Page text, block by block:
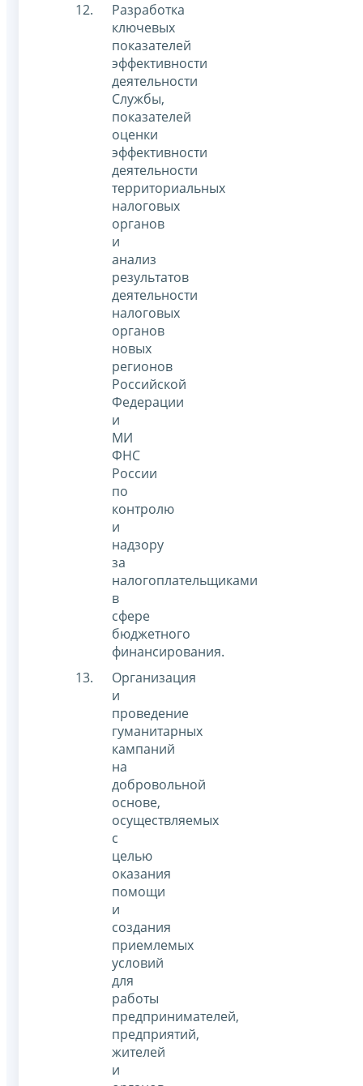
Разработка
ключевых
показателей
эффективности
деятельности
Службы,
показателей
оценки
эффективности
деятельности
территориальных
налоговых
органов
и
анализ
результатов
деятельности
налоговых
органов
новых
регионов
Российской
Федерации
и
МИ
ФНС
России
по
контролю
и
надзору
за
налогоплательщиками
в
сфере
бюджетного
финансирования.
Организация
и
проведение
гуманитарных
кампаний
на
добровольной
основе,
осуществляемых
с
целью
оказания
помощи
и
создания
приемлемых
условий
для
работы
предпринимателей,
предприятий,
жителей
и